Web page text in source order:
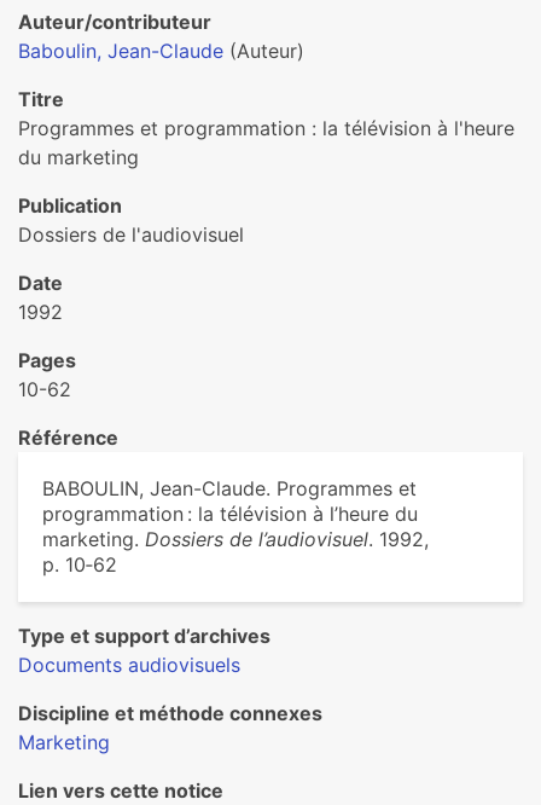
Auteur/contributeur
Baboulin, Jean-Claude (Auteur)
Titre
Programmes et programmation : la télévision à l'heure
du marketing
Publication
Dossiers de l'audiovisuel
Date
1992
Pages
10-62
Référence
BABOULIN, Jean-Claude. Programmes et
programmation : la télévision à l’heure du
marketing. Dossiers de l’audiovisuel. 1992,
p. 10‑62
Type et support d’archives
Documents audiovisuels
Discipline et méthode connexes
Marketing
Lien vers cette notice